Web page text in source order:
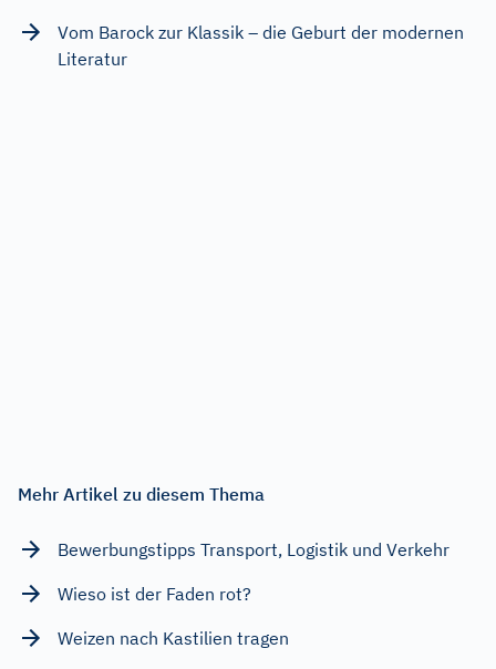
Vom Barock zur Klassik – die Geburt der modernen
Literatur
Mehr Artikel zu diesem Thema
Bewerbungstipps Transport, Logistik und Verkehr
Wieso ist der Faden rot?
Weizen nach Kastilien tragen